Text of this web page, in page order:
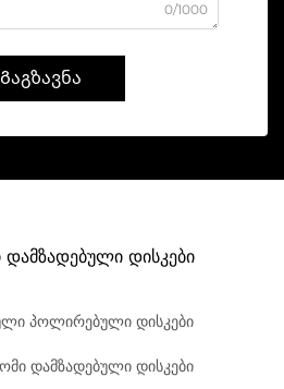
0/1000
Გაგზავნა
დისკები
პოლირებული დისკები
დამზადებული დისკები